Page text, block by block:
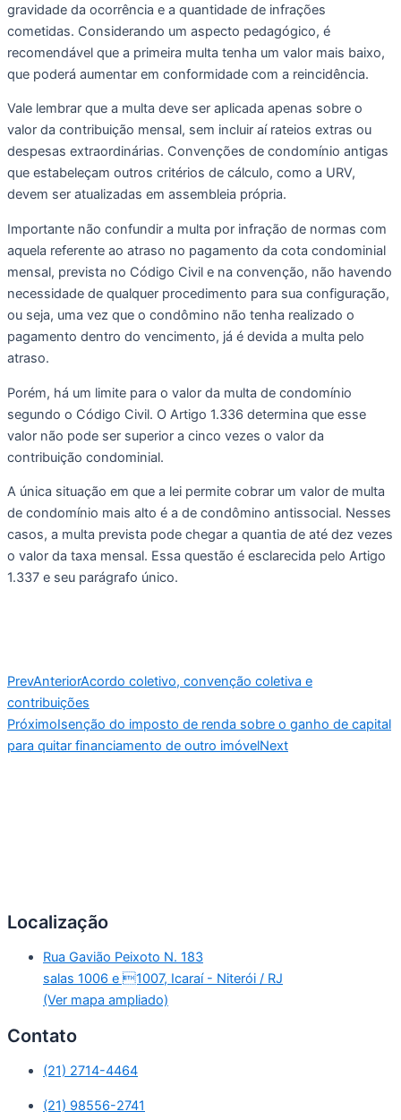
gravidade da ocorrência e a quantidade de infrações
cometidas. Considerando um aspecto pedagógico, é
recomendável que a primeira multa tenha um valor mais baixo,
que poderá aumentar em conformidade com a reincidência.
Vale lembrar que a multa deve ser aplicada apenas sobre o
valor da contribuição mensal, sem incluir aí rateios extras ou
despesas extraordinárias. Convenções de condomínio antigas
que estabeleçam outros critérios de cálculo, como a URV,
devem ser atualizadas em assembleia própria.
Importante não confundir a multa por infração de normas com
aquela referente ao atraso no pagamento da cota condominial
mensal, prevista no Código Civil e na convenção, não havendo
necessidade de qualquer procedimento para sua configuração,
ou seja, uma vez que o condômino não tenha realizado o
pagamento dentro do vencimento, já é devida a multa pelo
atraso.
Porém, há um limite para o valor da multa de condomínio
segundo o Código Civil. O Artigo 1.336 determina que esse
valor não pode ser superior a cinco vezes o valor da
contribuição condominial.
A única situação em que a lei permite cobrar um valor de multa
de condomínio mais alto é a de condômino antissocial. Nesses
casos, a multa prevista pode chegar a quantia de até dez vezes
o valor da taxa mensal. Essa questão é esclarecida pelo Artigo
1.337 e seu parágrafo único.
PrevAnteriorAcordo coletivo, convenção coletiva e
contribuições
PróximoIsenção do imposto de renda sobre o ganho de capital
para quitar financiamento de outro imóvelNext
Localização
Rua Gavião Peixoto N. 183
salas 1006 e 1007, Icaraí - Niterói / RJ
(Ver mapa ampliado)
Contato
(21) 2714-4464
(21) 98556-2741